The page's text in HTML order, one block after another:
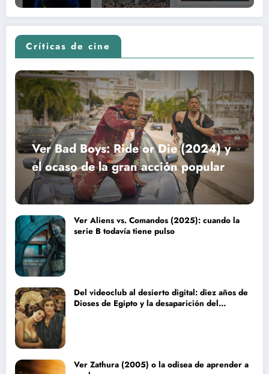
Críticas de cine
Ver Bad Boys: Ride or Die (2024) y
el ocaso de la gran acción popular
Ver Aliens vs. Comandos (2025): cuando la
serie B todavía tiene pulso
Del videoclub al desierto digital: diez años de
Dioses de Egipto y la desaparición del
Ver Zathura (2005) o la odisea de aprender a